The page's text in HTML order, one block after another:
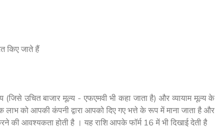
किए जाते हैं
उचित बाजार मूल्य - एफएमवी भी कहा जाता है) और व्यायाम मूल्य के
को आपकी कंपनी द्वारा आपको दिए गए भत्ते के रूप में माना जाता है और
आवश्यकता होती है । यह राशि आपके फॉर्म 16 में भी दिखाई देती है